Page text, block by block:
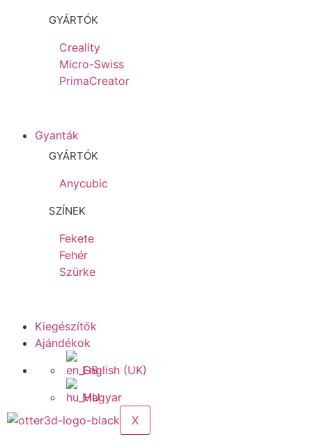
GYÁRTÓK
Creality
Micro-Swiss
PrimaCreator
Gyanták
GYÁRTÓK
Anycubic
SZÍNEK
Fekete
Fehér
Szürke
Kiegészítők
Ajándékok
English (UK)
Magyar
X